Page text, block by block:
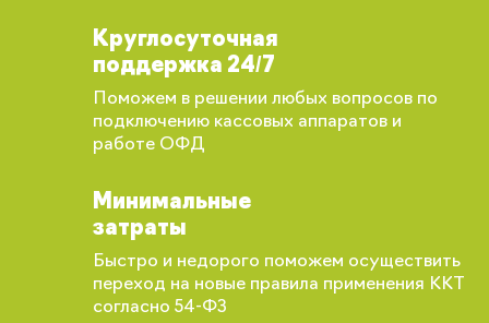
Круглосуточная
поддержка 24/7
Поможем в решении любых вопросов по
подключению кассовых аппаратов и
работе ОФД
Минимальные
затраты
Быстро и недорого поможем осуществить
переход на новые правила применения ККТ
согласно 54-ФЗ